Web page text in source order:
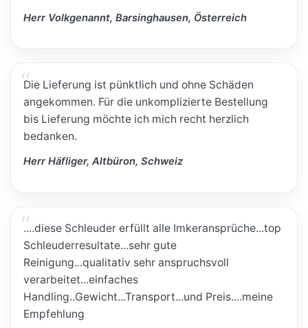
Herr Volkgenannt, Barsinghausen, Österreich
Die Lieferung ist pünktlich und ohne Schäden
angekommen. Für die unkomplizierte Bestellung
bis Lieferung möchte ich mich recht herzlich
bedanken.
Herr Häfliger, Altbüron, Schweiz
....diese Schleuder erfüllt alle Imkeransprüche...top
Schleuderresultate...sehr gute
Reinigung...qualitativ sehr anspruchsvoll
verarbeitet...einfaches
Handling..Gewicht...Transport...und Preis....meine
Empfehlung